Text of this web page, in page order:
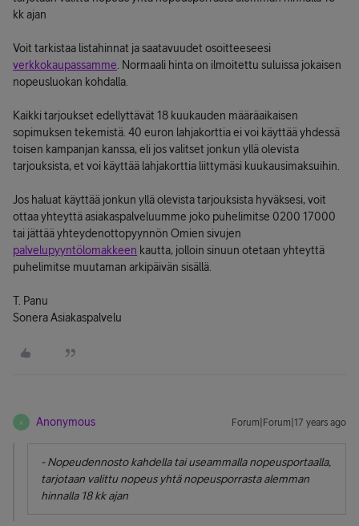
kk ajan
Voit tarkistaa listahinnat ja saatavuudet osoitteeseesi
verkkokaupassamme . Normaali hinta on ilmoitettu suluissa jokaisen
nopeusluokan kohdalla.
Kaikki tarjoukset edellyttävät 18 kuukauden määräaikaisen
sopimuksen tekemistä. 40 euron lahjakorttia ei voi käyttää yhdessä
toisen kampanjan kanssa, eli jos valitset jonkun yllä olevista
tarjouksista, et voi käyttää lahjakorttia liittymäsi kuukausimaksuihin.
Jos haluat käyttää jonkun yllä olevista tarjouksista hyväksesi, voit
ottaa yhteyttä asiakaspalveluumme joko puhelimitse 0200 17000
tai jättää yhteydenottopyynnön Omien sivujen
palvelupyyntölomakkeen kautta, jolloin sinuun otetaan yhteyttä
puhelimitse muutaman arkipäivän sisällä.
T. Panu
Sonera Asiakaspalvelu
A Anonymous Forum|Forum|17 years ago
- Nopeudennosto kahdella tai useammalla nopeusportaalla,
tarjotaan valittu nopeus yhtä nopeusporrasta alemman
hinnalla 18 kk ajan